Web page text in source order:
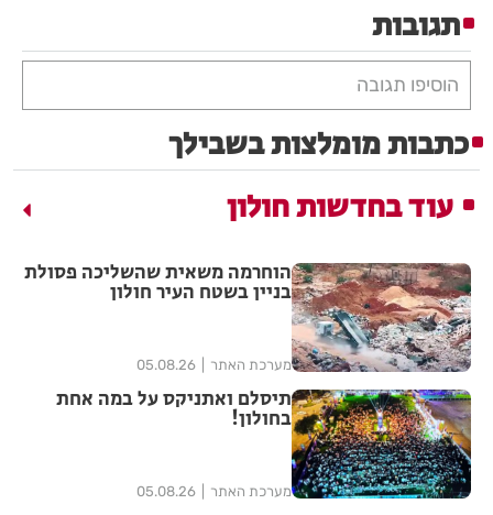
תגובות
הוסיפו תגובה
כתבות מומלצות בשבילך
עוד בחדשות חולון
הוחרמה משאית שהשליכה פסולת
בניין בשטח העיר חולון
מערכת האתר 05.08.26
תיסלם ואתניקס על במה אחת
בחולון!
מערכת האתר 05.08.26